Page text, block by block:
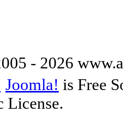
- 2026
Joomla! is Free
License.